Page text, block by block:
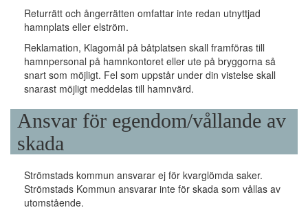
Returrätt och ångerrätten omfattar inte redan utnyttjad
hamnplats eller elström.
Reklamation, Klagomål på båtplatsen skall framföras till
hamnpersonal på hamnkontoret eller ute på bryggorna så
snart som möjligt. Fel som uppstår under din vistelse skall
snarast möjligt meddelas till hamnvärd.
Ansvar för egendom/vållande av
skada
Strömstads kommun ansvarar ej för kvarglömda saker.
Strömstads Kommun ansvarar inte för skada som vållas av
utomstående.